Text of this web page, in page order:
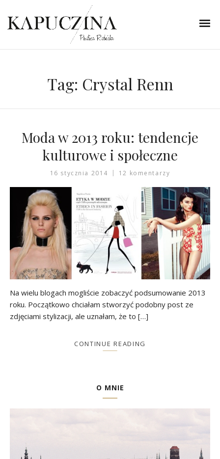
Tag: Crystal Renn
Moda w 2013 roku: tendencje
kulturowe i społeczne
16 stycznia 2014 12 komentarzy
Na wielu blogach mogliście zobaczyć podsumowanie 2013
roku. Początkowo chciałam stworzyć podobny post ze
zdjęciami stylizacji, ale uznałam, że to […]
CONTINUE READING
O MNIE